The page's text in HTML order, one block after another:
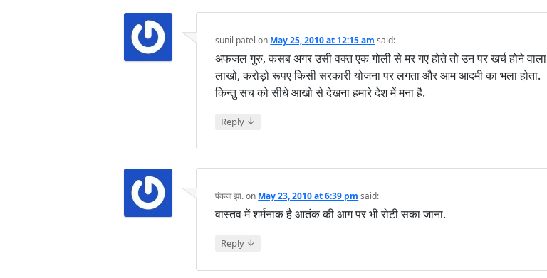
sunil patel on May 25, 2010 at 12:15 am said:
अफजल गुरु, कसब अगर उसी वक्त एक गोली से मर गए होते तो उन पर खर्च होने वाला
लाखो, करोड़ो रूपए किसी सरकारी योजना पर लगता और आम आदमी का भला होता.
किन्तु सच को सीधे आखो से देखना हमारे देश में मना है.
Reply ↓
पंकज झा.on May 23, 2010 at 6:39 pm said:
वास्तव में शर्मनाक है आतंक की आग पर भी रोटी सका जाना.
Reply ↓